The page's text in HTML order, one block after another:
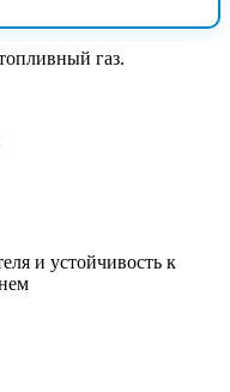
газ.
и устойчивость к